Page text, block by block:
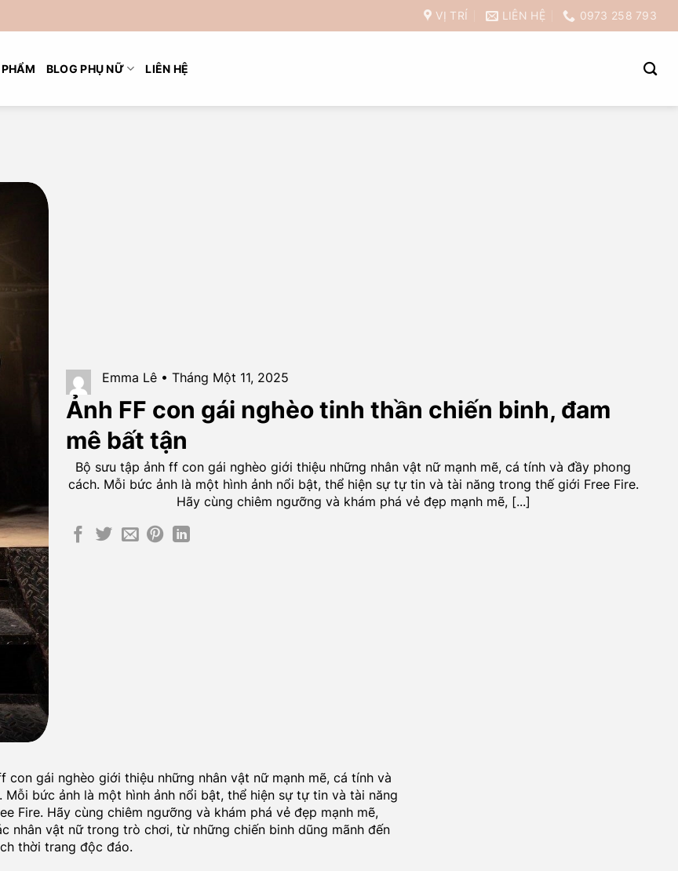
VỊ TRÍ LIÊN HỆ 0973 258 793
BLOG PHỤ NỮ LIÊN HỆ
Emma Lê • Tháng Một 11, 2025
Ảnh FF con gái nghèo tinh thần chiến binh, đam
mê bất tận
Bộ sưu tập ảnh ff con gái nghèo giới thiệu những nhân vật nữ mạnh mẽ, cá tính và đầy phong
cách. Mỗi bức ảnh là một hình ảnh nổi bật, thể hiện sự tự tin và tài năng trong thế giới Free Fire.
Hãy cùng chiêm ngưỡng và khám phá vẻ đẹp mạnh mẽ, [...]
con gái nghèo giới thiệu những nhân vật nữ mạnh mẽ, cá tính và
Mỗi bức ảnh là một hình ảnh nổi bật, thể hiện sự tự tin và tài năng
Fire. Hãy cùng chiêm ngưỡng và khám phá vẻ đẹp mạnh mẽ,
nhân vật nữ trong trò chơi, từ những chiến binh dũng mãnh đến
thời trang độc đáo.